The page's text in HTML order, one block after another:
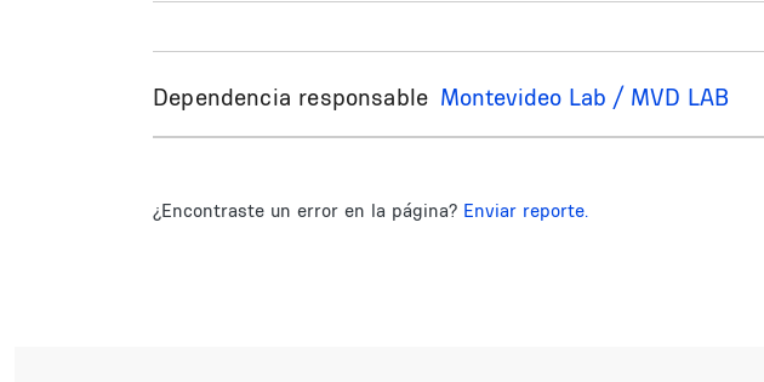
Dependencia responsable Montevideo Lab / MVD LAB
¿Encontraste un error en la página? Enviar reporte.